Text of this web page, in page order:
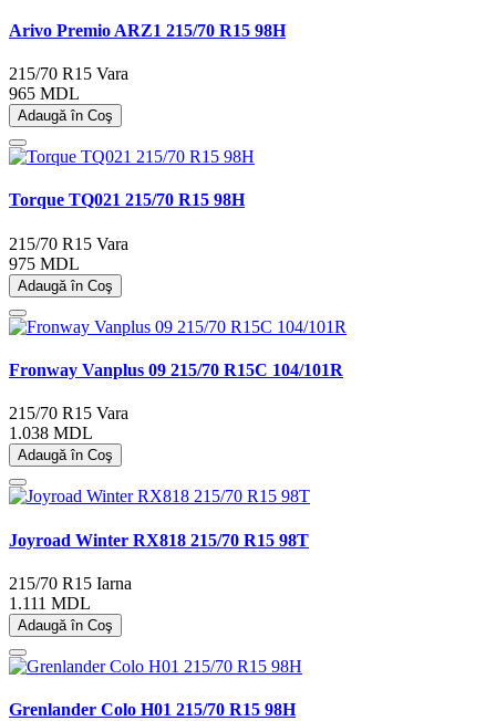
Arivo Premio ARZ1 215/70 R15 98H
215/70 R15 Vara
965 MDL
Adaugă în Coş
Torque TQ021 215/70 R15 98H
215/70 R15 Vara
975 MDL
Adaugă în Coş
Fronway Vanplus 09 215/70 R15C 104/101R
215/70 R15 Vara
1.038 MDL
Adaugă în Coş
Joyroad Winter RX818 215/70 R15 98T
215/70 R15 Iarna
1.111 MDL
Adaugă în Coş
Grenlander Colo H01 215/70 R15 98H